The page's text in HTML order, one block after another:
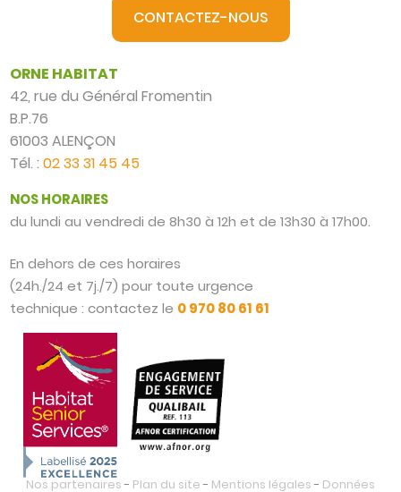
CONTACTEZ-NOUS
ORNE HABITAT
42, rue du Général Fromentin
B.P.76
61003 ALENÇON
Tél. :02 33 31 45 45
NOS HORAIRES
du lundi au vendredi de 8h30 à 12h et de 13h30 à 17h00.
En dehors de ces horaires
(24h./24 et 7j./7) pour toute urgence
technique : contactez le 0 970 80 61 61
Nos partenaires - Plan du site - Mentions légales - Données